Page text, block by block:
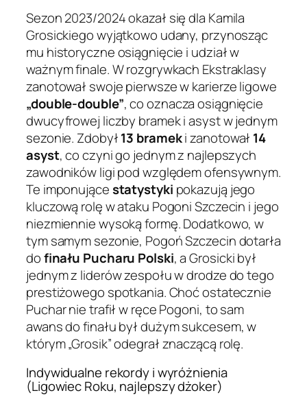
Sezon 2023/2024 okazał się dla Kamila
Grosickiego wyjątkowo udany, przynosząc
mu historyczne osiągnięcie i udział w
ważnym finale. W rozgrywkach Ekstraklasy
zanotował swoje pierwsze w karierze ligowe
„double-double”, co oznacza osiągnięcie
dwucyfrowej liczby bramek i asyst w jednym
sezonie. Zdobył13 brameki zanotował 14
asyst, co czyni go jednym z najlepszych
zawodników ligi pod względem ofensywnym.
Te imponującestatystyki pokazują jego
kluczową rolę w ataku Pogoni Szczecin i jego
niezmiennie wysoką formę. Dodatkowo, w
tym samym sezonie, Pogoń Szczecin dotarła
dofinału Pucharu Polski, a Grosicki był
jednym z liderów zespołu w drodze do tego
prestiżowego spotkania. Choć ostatecznie
Puchar nie trafił w ręce Pogoni, to sam
awans do finału był dużym sukcesem, w
którym „Grosik” odegrał znaczącą rolę.
Indywidualne rekordy i wyróżnienia
(Ligowiec Roku, najlepszy dżoker)